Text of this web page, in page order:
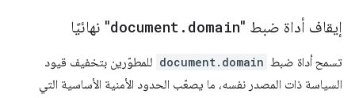
إيقاف أداة ضبط " document . domain " نهائيًا
تسمح أداة ضبط document.domain للمطوّرين بتخفيف قيود
السياسة ذات المصدر نفسه، ما يصعّب الحدود الأمنية الأساسية التي